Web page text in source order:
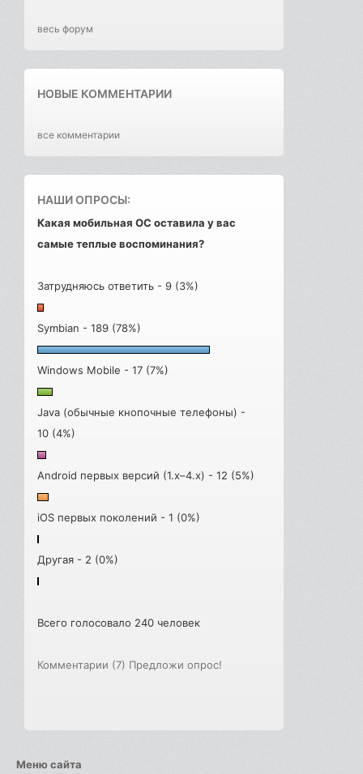
весь форум
НОВЫЕ КОММЕНТАРИИ
все комментарии
НАШИ ОПРОСЫ:
Какая мобильная ОС оставила у вас
самые теплые воспоминания?
Затрудняюсь ответить - 9 (3%)
Symbian - 189 (78%)
Windows Mobile - 17 (7%)
Java (обычные кнопочные телефоны) -
10 (4%)
Android первых версий (1.x–4.x) - 12 (5%)
iOS первых поколений - 1 (0%)
Другая - 2 (0%)
Всего голосовало 240 человек
Комментарии (7) Предложи опрос!
Меню сайта